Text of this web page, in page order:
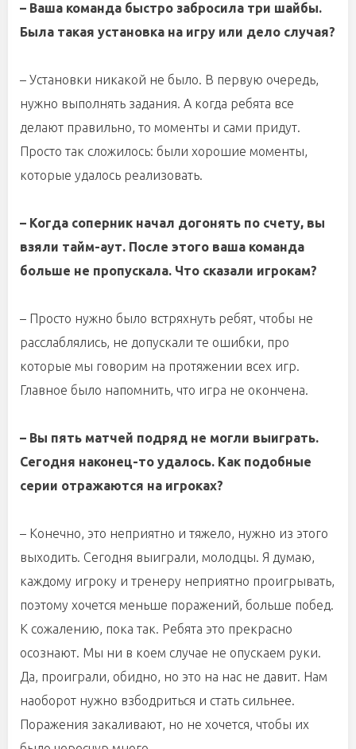
– Ваша команда быстро забросила три шайбы.
Была такая установка на игру или дело случая?
– Установки никакой не было. В первую очередь,
нужно выполнять задания. А когда ребята все
делают правильно, то моменты и сами придут.
Просто так сложилось: были хорошие моменты,
которые удалось реализовать.
– Когда соперник начал догонять по счету, вы
взяли тайм-аут. После этого ваша команда
больше не пропускала. Что сказали игрокам?
– Просто нужно было встряхнуть ребят, чтобы не
расслаблялись, не допускали те ошибки, про
которые мы говорим на протяжении всех игр.
Главное было напомнить, что игра не окончена.
– Вы пять матчей подряд не могли выиграть.
Сегодня наконец-то удалось. Как подобные
серии отражаются на игроках?
– Конечно, это неприятно и тяжело, нужно из этого
выходить. Сегодня выиграли, молодцы. Я думаю,
каждому игроку и тренеру неприятно проигрывать,
поэтому хочется меньше поражений, больше побед.
К сожалению, пока так. Ребята это прекрасно
осознают. Мы ни в коем случае не опускаем руки.
Да, проиграли, обидно, но это на нас не давит. Нам
наоборот нужно взбодриться и стать сильнее.
Поражения закаливают, но не хочется, чтобы их